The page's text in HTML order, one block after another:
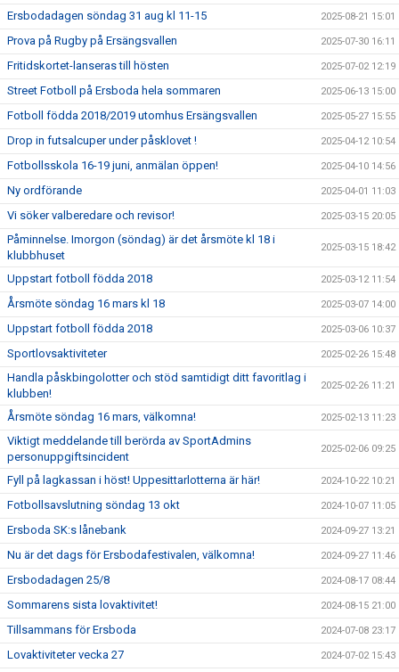
Ersbodadagen söndag 31 aug kl 11-15 2025-08-21 15:01
Prova på Rugby på Ersängsvallen 2025-07-30 16:11
Fritidskortet-lanseras till hösten 2025-07-02 12:19
Street Fotboll på Ersboda hela sommaren 2025-06-13 15:00
Fotboll födda 2018/2019 utomhus Ersängsvallen 2025-05-27 15:55
Drop in futsalcuper under påsklovet ! 2025-04-12 10:54
Fotbollsskola 16-19 juni, anmälan öppen! 2025-04-10 14:56
Ny ordförande 2025-04-01 11:03
Vi söker valberedare och revisor! 2025-03-15 20:05
Påminnelse. Imorgon (söndag) är det årsmöte kl 18 i
klubbhuset
2025-03-15 18:42
Uppstart fotboll födda 2018 2025-03-12 11:54
Årsmöte söndag 16 mars kl 18 2025-03-07 14:00
Uppstart fotboll födda 2018 2025-03-06 10:37
Sportlovsaktiviteter 2025-02-26 15:48
Handla påskbingolotter och stöd samtidigt ditt favoritlag i
klubben!
2025-02-26 11:21
Årsmöte söndag 16 mars, välkomna! 2025-02-13 11:23
Viktigt meddelande till berörda av SportAdmins
personuppgiftsincident
2025-02-06 09:25
Fyll på lagkassan i höst! Uppesittarlotterna är här! 2024-10-22 10:21
Fotbollsavslutning söndag 13 okt 2024-10-07 11:05
Ersboda SK:s lånebank 2024-09-27 13:21
Nu är det dags för Ersbodafestivalen, välkomna! 2024-09-27 11:46
Ersbodadagen 25/8 2024-08-17 08:44
Sommarens sista lovaktivitet! 2024-08-15 21:00
Tillsammans för Ersboda 2024-07-08 23:17
Lovaktiviteter vecka 27 2024-07-02 15:43